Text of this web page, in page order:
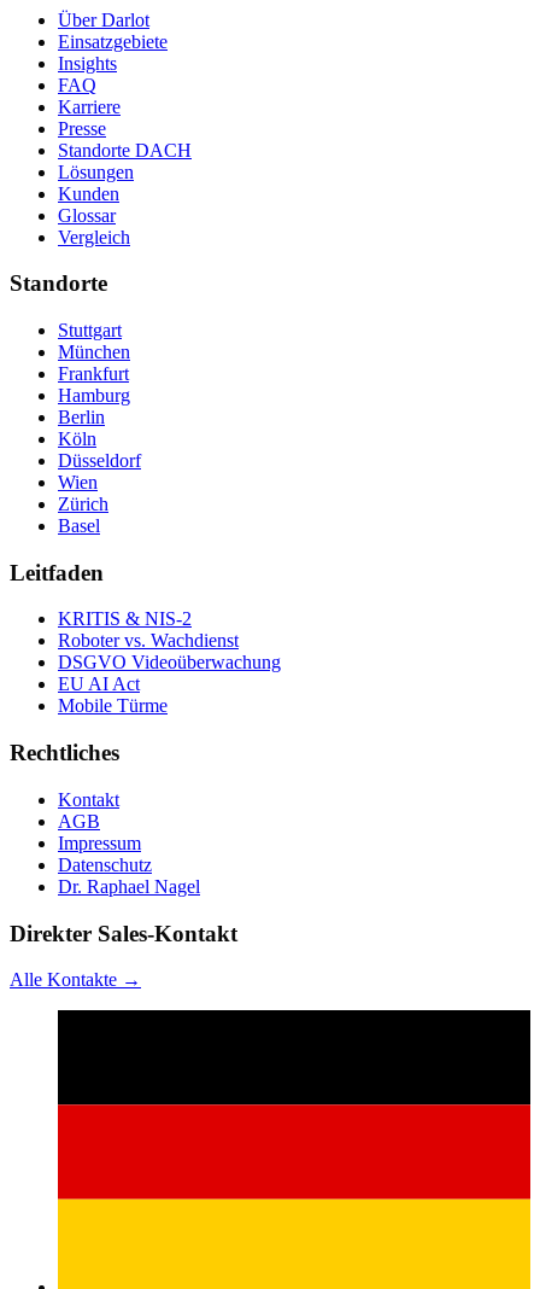
Über Darlot
Einsatzgebiete
Insights
FAQ
Karriere
Presse
Standorte DACH
Lösungen
Kunden
Glossar
Vergleich
Standorte
Stuttgart
München
Frankfurt
Hamburg
Berlin
Köln
Düsseldorf
Wien
Zürich
Basel
Leitfaden
KRITIS & NIS-2
Roboter vs. Wachdienst
DSGVO Videoüberwachung
EU AI Act
Mobile Türme
Rechtliches
Kontakt
AGB
Impressum
Datenschutz
Dr. Raphael Nagel
Direkter Sales-Kontakt
Alle Kontakte →